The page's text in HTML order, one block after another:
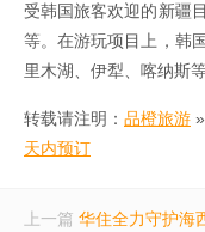
受韩国旅客欢迎的新疆
等。在游玩项目上，韩
里木湖、伊犁、喀纳斯
转载请注明： 品橙旅游 »
天内预订
上一篇 华住全力守护海